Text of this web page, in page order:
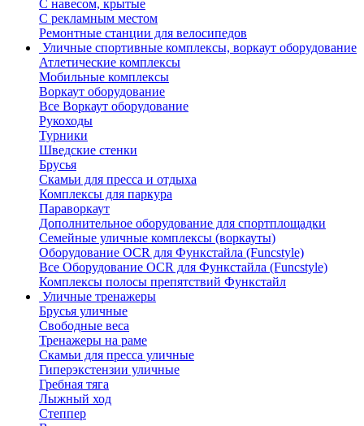
С навесом, крытые
С рекламным местом
Ремонтные станции для велосипедов
Уличные спортивные комплексы, воркаут оборудование
Атлетические комплексы
Мобильные комплексы
Воркаут оборудование
Все Воркаут оборудование
Рукоходы
Турники
Шведские стенки
Брусья
Скамьи для пресса и отдыха
Комплексы для паркура
Параворкаут
Дополнительное оборудование для спортплощадки
Семейные уличные комплексы (воркауты)
Оборудование OCR для Функстайла (Funcstyle)
Все Оборудование OCR для Функстайла (Funcstyle)
Комплексы полосы препятствий Функстайл
Уличные тренажеры
Брусья уличные
Свободные веса
Тренажеры на раме
Скамьи для пресса уличные
Гиперэкстензии уличные
Гребная тяга
Лыжный ход
Степпер